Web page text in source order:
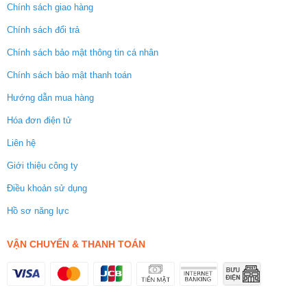
Chính sách giao hàng
Chính sách đổi trả
Chính sách bảo mật thông tin cá nhân
Chính sách bảo mật thanh toán
Hướng dẫn mua hàng
Hóa đơn điện tử
Liên hệ
Giới thiệu công ty
Điều khoản sử dụng
Hồ sơ năng lực
VẬN CHUYỂN & THANH TOÁN